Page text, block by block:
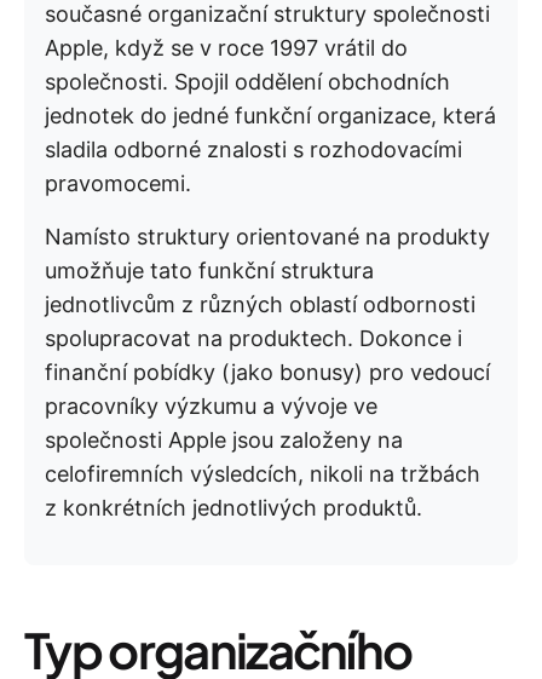
současné organizační struktury společnosti
Apple, když se v roce 1997 vrátil do
společnosti. Spojil oddělení obchodních
jednotek do jedné funkční organizace, která
sladila odborné znalosti s rozhodovacími
pravomocemi.
Namísto struktury orientované na produkty
umožňuje tato funkční struktura
jednotlivcům z různých oblastí odbornosti
spolupracovat na produktech. Dokonce i
finanční pobídky (jako bonusy) pro vedoucí
pracovníky výzkumu a vývoje ve
společnosti Apple jsou založeny na
celofiremních výsledcích, nikoli na tržbách
z konkrétních jednotlivých produktů.
Typ organizačního